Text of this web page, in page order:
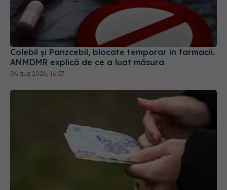
Colebil și Panzcebil, blocate temporar în farmacii.
ANMDMR explică de ce a luat măsura
06 aug 2026, 16:37
Statul acordă un sprijin de 15.000 de lei. Cine
poate depune cererea din 17 august